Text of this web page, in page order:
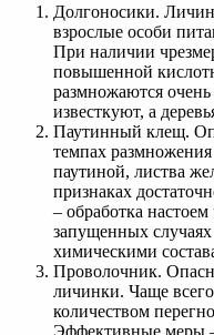
Долгоносики.
взрослые особи
При наличии
повышенной
размножаются
известкуют, а
Паутинный клещ.
темпах
паутиной, листва
признаках
– обработка
запущенных
химическими
Проволочник.
личинки. Чаще
количеством
Эффективные меры